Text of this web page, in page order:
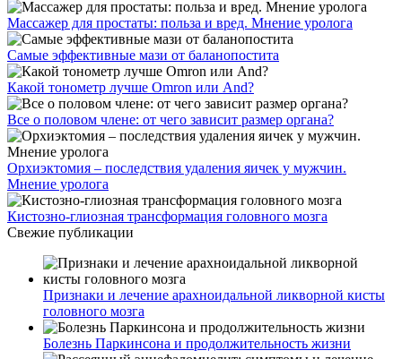
Массажер для простаты: польза и вред. Мнение уролога
Самые эффективные мази от баланопостита
Какой тонометр лучше Omron или And?
Все о половом члене: от чего зависит размер органа?
Орхиэктомия – последствия удаления яичек у мужчин.
Мнение уролога
Кистозно-глиозная трансформация головного мозга
Свежие публикации
Признаки и лечение арахноидальной ликворной кисты
головного мозга
Болезнь Паркинсона и продолжительность жизни